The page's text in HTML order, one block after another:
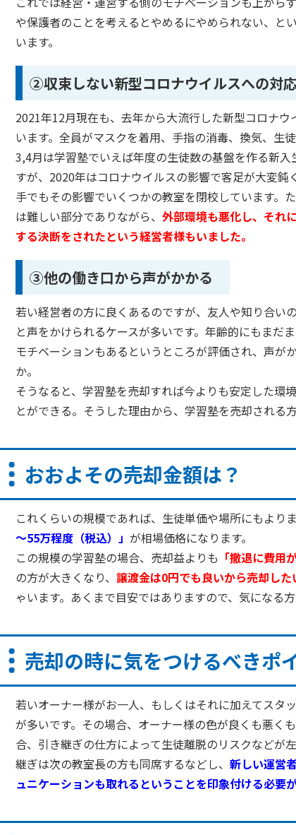
や保護者のことを考えるとやめるにやめられない、と
います。
②収束しない新型コロナウイルスへの対
2021年12月現在も、去年から大流行した新型コロナ
います。全員がマスクを着用、手指の消毒、換気、生
3,4月は学習塾でいえば年度の生徒数の基盤を作る新
すが、 2020年はコロナウイルスの影響で客足が大変鈍
手でもその影響でいくつかの教室を閉校しています。
は難しい部分でありながら、 外部環境も悪化し、それ
する決断をされたという経営者様もいました。
③他の働き口から声がかかる
若い経営者の方に良くあるのですが、友人や知り合い
と声をかけられるケースが多いです。年齢的にもまだ
モチベーションもあるというところが評価され、声が
か。
そうなると、学習塾を売却すれば今よりも安定した環
とができる。そうした理由から、学習塾を売却される
おおよその売却金額は？
これくらいの規模であれば、生徒単価や場所にもより
～55万程度（税込）」 が相場価格になります。
この規模の学習塾の場合、売却益よりも 「撤退に費用
の方が大きくなり、 譲渡金は0円でも良いから売却した
ゃいます。あくまで目安ではありますので、気になる
売却の時に気をつけるべきポ
若いオーナー様がお一人、もしくはそれに加えてスタ
が多いです。その場合、オーナー様の色が良くも悪く
合、引き継ぎの仕方によって生徒離脱のリスクなどが
継ぎは次の教室長の方も同席するなどし、 新しい運営
ュニケーションも取れるということを印象付ける必要が